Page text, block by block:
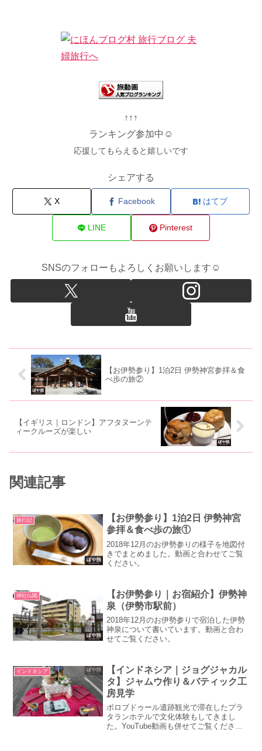
↑↑↑
ランキング参加中☺
応援してもらえると嬉しいです
シェアする
X Facebook はてブ
LINE Pinterest
SNSのフォローもよろしくお願いします☺
【お伊勢参り】1泊2日 伊勢神宮参拝＆食
べ歩の旅②
【イギリス｜ロンドン】アフタヌーンテ
ィークルーズが楽しい
関連記事
旅行記
【お伊勢参り】1泊2日 伊勢神宮
参拝＆食べ歩の旅①
2018年12月のお伊勢参りの様子を地図付
きでまとめました。動画と合わせてご覧
ください。
神社仏閣
【お伊勢参り｜お宿紹介】伊勢神
泉（伊勢市駅前）
2018年12月のお伊勢参りで宿泊した伊勢
神泉について書いています。動画と合わ
せてご覧ください。
インドネシア
【インドネシア｜ジョグジャカル
タ】ジャムウ作り＆バティック工
房見学
ボロブドゥール遺跡観光で滞在したプラ
タランホテルで文化体験もしてきまし
た。YouTube動画も併せてご覧ください